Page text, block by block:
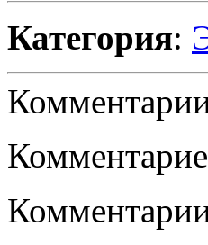
Категория: